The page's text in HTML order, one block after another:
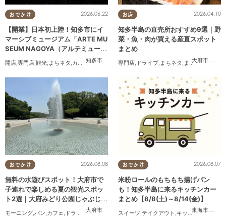
おでかけ
知多市
2026.06.22
【開業】日本初上陸！知多市にイ
マーシブミュージアム「ARTE MU
SEUM NAGOYA（アルテミュージ
アムナゴヤ）」が2026年11月下旬
にオープン
開店,専門店,観光, まちネタ ,カップル ,友人
お店
大府市知多
2026.04.10
知多半島の直売所おすすめ9選｜野
菜・魚・肉が買える産直スポット
まとめ
専門店, ドライブ, まちネタ , まとめ記事 ,夫婦
おでかけ
大府市
2026.08.08
無料の水遊びスポット！大府市で
子連れで楽しめる夏の観光スポッ
ト2選｜大府みどり公園じゃぶじゃ
ぶ池、ぱんやSUNとえふ
モーニング,パン,カフェ, ドライブ ,観光, 行ってみたレポ,KURUTOHP
おでかけ
東海市
,大府
2026.08.07
米粉ロールのもちもち揚げパン
も！知多半島に来るキッチンカー
まとめ【8/8(土)～8/14(金)】
スイーツ,テイクアウト ,キッチンカー ,イベ